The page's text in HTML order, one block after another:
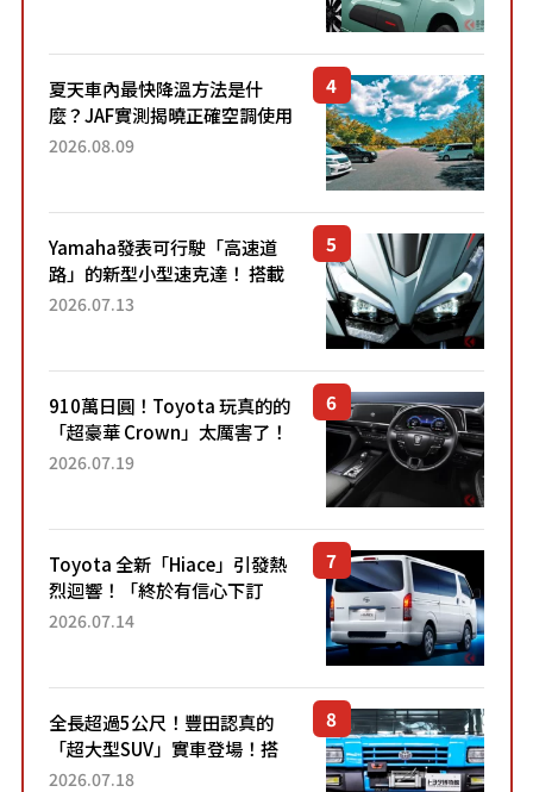
夏天車內最快降溫方法是什
麼？JAF實測揭曉正確空調使用
方式
2026.08.09
Yamaha發表可行駛「高速道
路」的新型小型速克達！ 搭載
能享受超強勁「渦輪感」的動
2026.07.13
910萬日圓！Toyota 玩真的的
「超豪華 Crown」太厲害了！
採用由「匠人技藝」打造的
2026.07.19
Toyota 全新「Hiace」引發熱
烈迴響！「終於有信心下訂
了！」「哪個等級交車最
車？...
2026.07.14
全長超過5公尺！豐田認真的
「超大型SUV」實車登場！搭
載後輪也會轉向的「四輪轉
2026.07.18